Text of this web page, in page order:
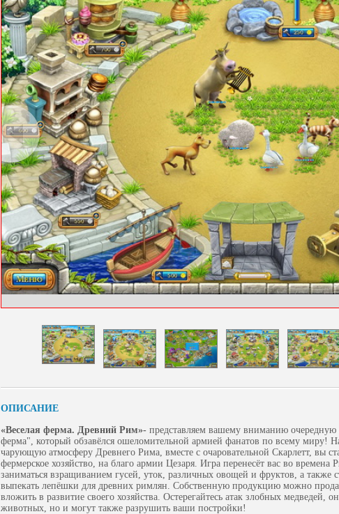
ОПИСАНИЕ
«Веселая ферма. Древний Рим»- представляем вашему вниманию очередную
ферма", который обзавёлся ошеломительной армией фанатов по всему миру!
чарующую атмосферу Древнего Рима, вместе с очаровательной Скарлетт, вы
фермерское хозяйство, на благо армии Цезаря. Игра перенесёт вас во
заниматься взращиванием гусей, уток, различных овощей и фруктов, а также
выпекать лепёшки для древних римлян. Собственную продукцию можно
вложить в развитие своего хозяйства. Остерегайтесь атак злобных медведей,
животных, но и могут также разрушить ваши постройки!